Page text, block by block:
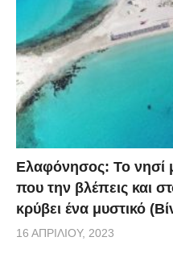
Ελαφόνησος: Το νησί
που την βλέπεις και
κρύβει ένα μυστικό
16 ΑΠΡΙΛΊΟΥ, 2023